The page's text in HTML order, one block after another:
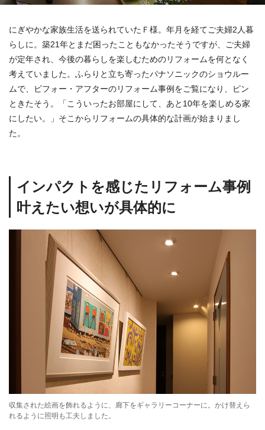
にぎやかな家族生活を送られていたＦ様。年月を経てご夫婦2人暮
らしに。築21年とまだ困ったこともなかったそうですが、ご夫婦
が定年され、今後の暮らしを楽しむためのリフォームを何となく
考えていました。ふらりと立ち寄ったパナソニックのショウルー
ムで、ビフォー・アフターのリフォーム事例をご覧になり、ピン
ときたそう。「こういったお部屋にして、あと10年を楽しめる家
にしたい。」そこからリフォームの具体的な計画が始まりまし
た。
インパクトを感じたリフォーム事例
叶えたい想いが具体的に
収集された絵画を飾れるように、廊下をギャラリーコーナーに。かけ替えら
れるように照明も工夫しました。